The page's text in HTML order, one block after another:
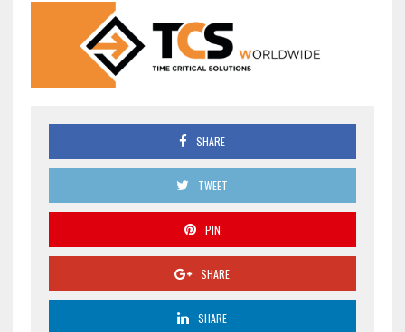
SHARE
TWEET
PIN
SHARE
SHARE